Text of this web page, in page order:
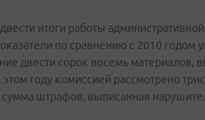
итоги работы
по сравнению с 2010
двести сорок восемь материалов,
году комиссией рассмотрено
штрафов, выписанная